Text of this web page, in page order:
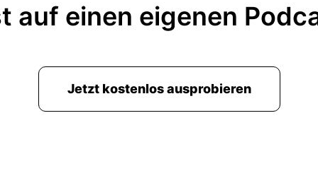
auf einen eigenen
Jetzt kostenlos ausprobieren